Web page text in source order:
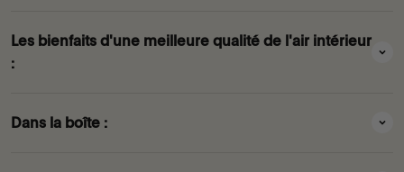
Les bienfaits d'une meilleure qualité de l'air intérieur
:
Dans la boîte :